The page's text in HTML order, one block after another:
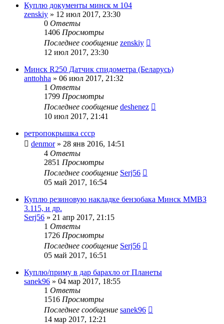
Куплю документы минск м 104
zenskiy » 12 июл 2017, 23:30
0 Ответы
1406 Просмотры
Последнее сообщение zenskiy
12 июл 2017, 23:30
Минск R250 Датчик спидометра (Беларусь)
anttohha » 06 июл 2017, 21:32
1 Ответы
1799 Просмотры
Последнее сообщение deshenez
10 июл 2017, 21:41
ретропокрышка ссср
denmor» 28 янв 2016, 14:51
4 Ответы
2851 Просмотры
Последнее сообщение Serj56
05 май 2017, 16:54
Куплю резиновую накладке бензобака Минск ММВЗ
3.115, и др.
Serj56 » 21 апр 2017, 21:15
1 Ответы
1726 Просмотры
Последнее сообщение Serj56
05 май 2017, 16:51
Куплю/приму в дар барахло от Планеты
sanek96 » 04 мар 2017, 18:55
1 Ответы
1516 Просмотры
Последнее сообщение sanek96
14 мар 2017, 12:21